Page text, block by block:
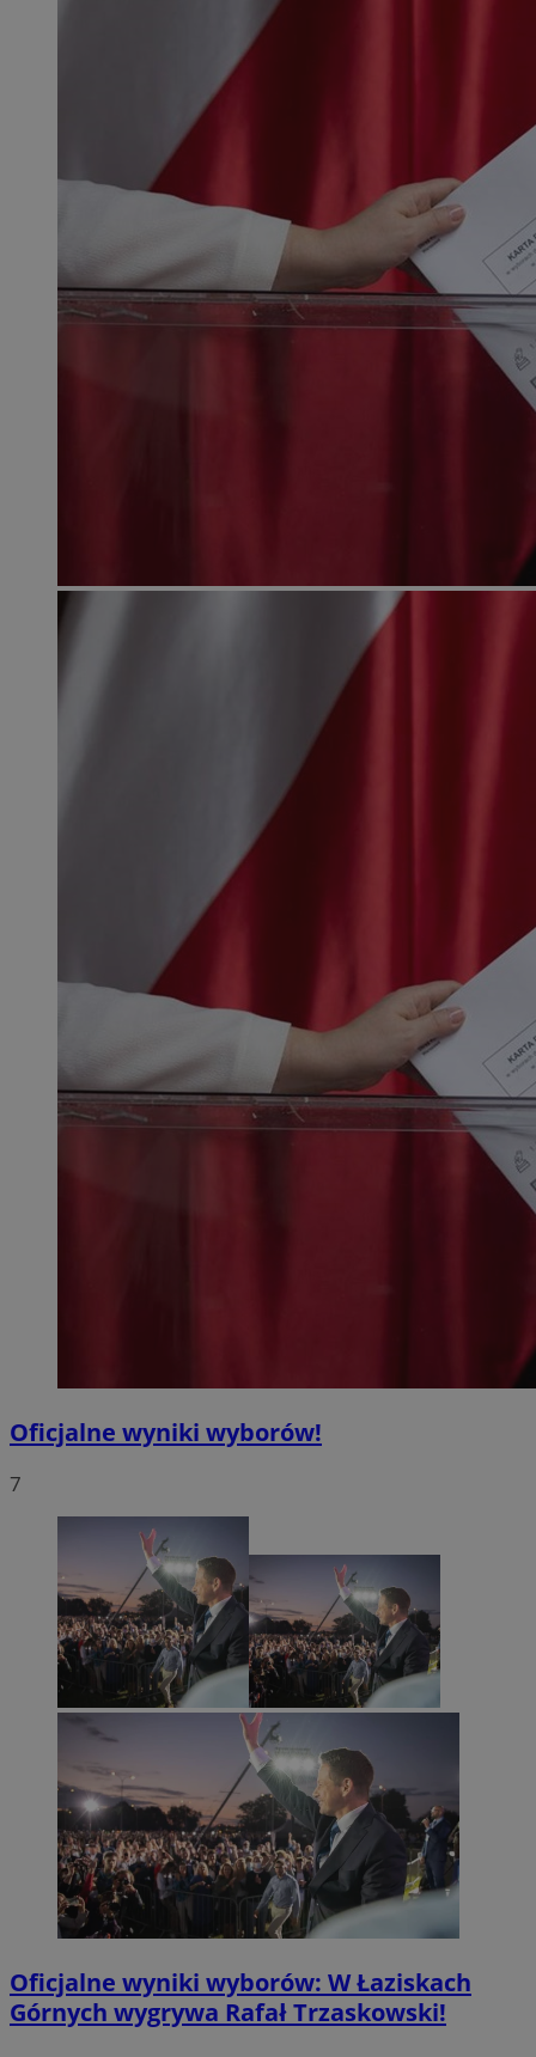
Oficjalne wyniki wyborów!
7
Oficjalne wyniki wyborów: W Łaziskach
Górnych wygrywa Rafał Trzaskowski!